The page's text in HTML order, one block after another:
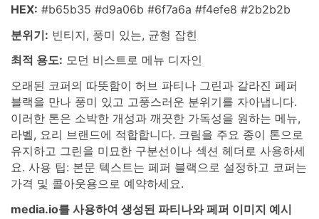
HEX: #b65b35 #d9a06b #6f7a6a #f4efe8 #2b2b2b
분위기: 빈티지, 풍미 있는, 균형 잡힌
최적 용도: 모던 비스트로 메뉴 디자인
오래된 코퍼의 따뜻함이 허브 파티나 그린과 갈라진 페퍼
블랙을 만나 풍미 있고 고풍스러운 분위기를 자아냅니다.
이러한 톤은 소박한 개성과 깨끗한 가독성을 원하는 메뉴,
라벨, 요리 브랜드에 적합합니다. 크림을 주요 종이 톤으로
유지하고 그린을 미묘한 구분선이나 섹션 헤더로 사용하세
요. 사용 팁: 본문 텍스트는 페퍼 블랙으로 설정하고 코퍼는
가격 및 콜아웃용으로 예약하세요.
media.io를 사용하여 생성된 파티나와 페퍼 이미지 예시